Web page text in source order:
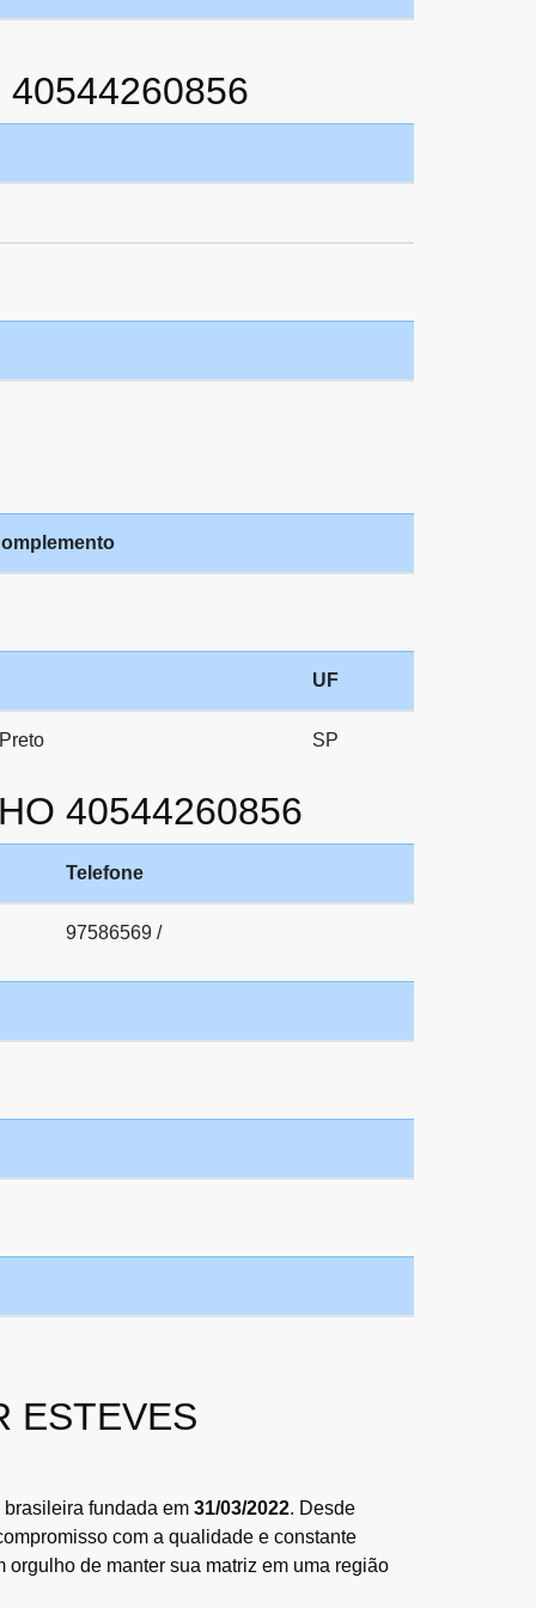
UF
SP
40544260856
Telefone
97586569 /
ESTEVES
fundada em 31/03/2022. Desde
com a qualidade e constante
orgulho de manter sua matriz em uma região